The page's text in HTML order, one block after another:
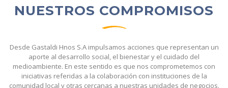
NUESTROS COMPROMISOS
Desde Gastaldi Hnos S.A impulsamos acciones que representan un
aporte al desarrollo social, el bienestar y el cuidado del
medioambiente. En este sentido es que nos comprometemos con
iniciativas referidas a la colaboración con instituciones de la
comunidad local y otras cercanas a nuestras unidades de negocios.